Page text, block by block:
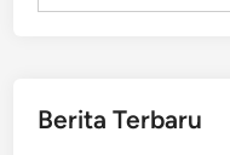
Berita Terbaru